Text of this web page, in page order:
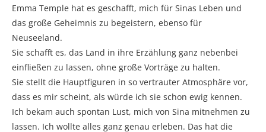
Emma Temple hat es geschafft, mich für Sinas Leben und
das große Geheimnis zu begeistern, ebenso für
Neuseeland.
Sie schafft es, das Land in ihre Erzählung ganz nebenbei
einfließen zu lassen, ohne große Vorträge zu halten.
Sie stellt die Hauptfiguren in so vertrauter Atmosphäre vor,
dass es mir scheint, als würde ich sie schon ewig kennen.
Ich bekam auch spontan Lust, mich von Sina mitnehmen zu
lassen. Ich wollte alles ganz genau erleben. Das hat die